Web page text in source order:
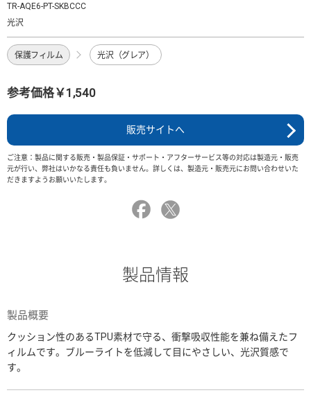
TR-AQE6-PT-SKBCCC
光沢
保護フィルム 光沢（グレア）
参考価格￥1,540
販売サイトへ
ご注意：製品に関する販売・製品保証・サポート・アフターサービス等の対応は製造元・販売
元が行い、弊社はいかなる責任も負いません。詳しくは、製造元・販売元にお問い合わせいた
だきますようお願いいたします。
製品情報
製品概要
クッション性のあるTPU素材で守る、衝撃吸収性能を兼ね備えたフ
ィルムです。ブルーライトを低減して目にやさしい、光沢質感で
す。